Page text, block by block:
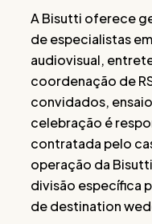
A Bisutti oferece
de especialistas
audiovisual,
coordenação de
convidados,
celebração é
contratada pelo
operação da
divisão específica
de destination